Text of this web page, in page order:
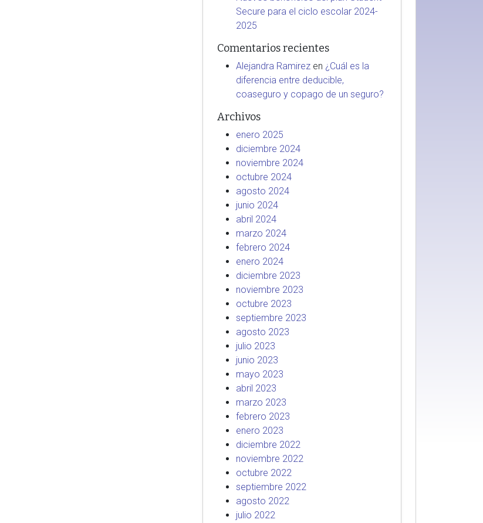
Secure para el ciclo escolar 2024-
2025
Comentarios recientes
Alejandra Ramirezen ¿Cuál es la
diferencia entre deducible,
coaseguro y copago de un seguro?
Archivos
enero 2025
diciembre 2024
noviembre 2024
octubre 2024
agosto 2024
junio 2024
abril 2024
marzo 2024
febrero 2024
enero 2024
diciembre 2023
noviembre 2023
octubre 2023
septiembre 2023
agosto 2023
julio 2023
junio 2023
mayo 2023
abril 2023
marzo 2023
febrero 2023
enero 2023
diciembre 2022
noviembre 2022
octubre 2022
septiembre 2022
agosto 2022
julio 2022